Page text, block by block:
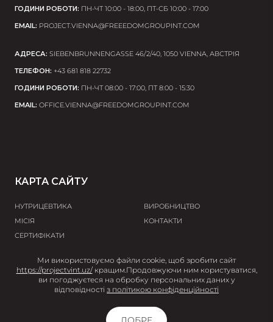
Ми використовуємо файли cookie, щоб зробити сайт
https://projectvint.uz/кращим.Продовжуючи ним користуватися,
ви погоджуєтеся на обробку персональних даних у
відповідності з політикою конфіденційності
ГОДИНИ РОБОТИ: ПН-ЧТ 10:00 - 18:00, ПТ-СБ 10:00 - 17:00
EMAIL: PROJECT.VIENNA@FREEEDOMGROUPINT.COM
АДРЕСА: SIEBENBRUNNENGASSE 46/2/40, 1050 VIENNA, АВСТРІЯ
ТЕЛЕФОН: +43 681 818 22732
ГОДИНИ РОБОТИ: ПН-ЧТ 08:00 - 17:00, ПТ 8:00 - 15:30
EMAIL: OFFICE.VIENNA@FREEDOMGROUPINT.COM
КАРТА САЙТУ
НУТРИЦЕВТИКА
МІСІЯ
СЕРТИФІКАТИ
ВИРОБНИЦТВО
КОНТАКТИ
© 2026 Project V
User agreement
Privacy policy
Terms and